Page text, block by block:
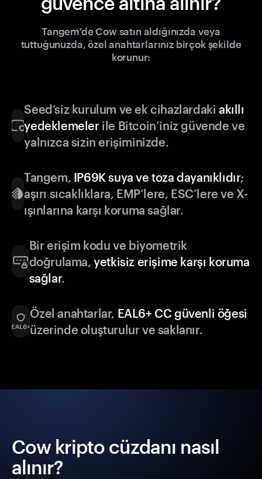
Tangem'de Cow satın aldığınızda veya
tuttuğunuzda, özel anahtarlarınız birçok şekilde
korunur:
Seed’siz kurulum ve ek cihazlardakiakıllı
yedeklemelerile Bitcoin’iniz güvende ve
yalnızca sizin erişiminizde.
Tangem, IP69K suya ve toza dayanıklıdır;
aşırı sıcaklıklara, EMP’lere, ESC’lere ve X-
ışınlarına karşı koruma sağlar.
Bir erişim kodu ve biyometrik
doğrulama,yetkisiz erişime karşı koruma
sağlar.
Özel anahtarlar, EAL6+ CC güvenli öğesi
üzerinde oluşturulur ve saklanır.
Cow kripto cüzdanı nasıl
alınır?